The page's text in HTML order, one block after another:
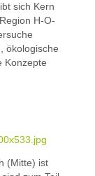
sich Kern
H-O-
ökologische
Konzepte
(Mitte) ist